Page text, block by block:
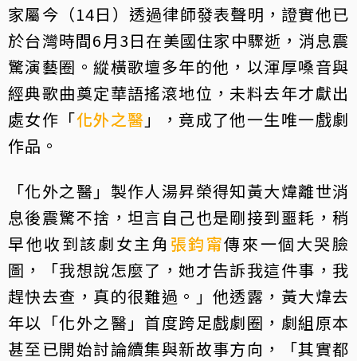
家屬今（14日）透過律師發表聲明，證實他已
於台灣時間6月3日在美國住家中驟逝，消息震
驚演藝圈。縱橫歌壇多年的他，以渾厚嗓音與
經典歌曲奠定華語搖滾地位，未料去年才獻出
處女作「化外之醫 」，竟成了他一生唯一戲劇
作品。
「化外之醫」製作人湯昇榮得知黃大煒離世消
息後震驚不捨，坦言自己也是剛接到噩耗，稍
早他收到該劇女主角 張鈞甯傳來一個大哭臉
圖，「我想說怎麼了，她才告訴我這件事，我
趕快去查，真的很難過。」他透露，黃大煒去
年以「化外之醫」首度跨足戲劇圈，劇組原本
甚至已開始討論續集與新故事方向，「其實都